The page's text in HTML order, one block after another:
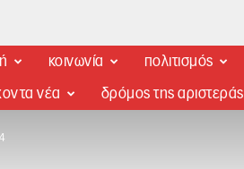
κοινωνία πολιτισμός
νέα δρόμος της αριστεράς